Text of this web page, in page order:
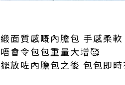
緞面質感嘅內膽包 手感柔
唔會令包包重量大增🥰
擺放咗內膽包之後 包包即